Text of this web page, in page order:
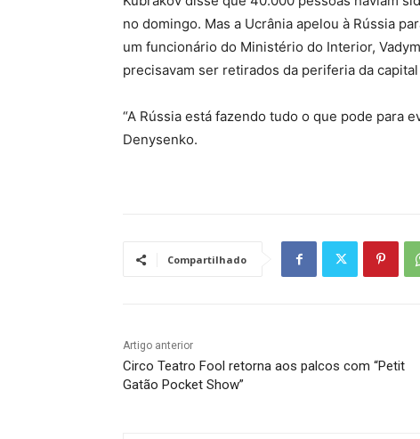
no domingo. Mas a Ucrânia apelou à Rússia
um funcionário do Ministério do Interior,
precisavam ser retirados da periferia da
“A Rússia está fazendo tudo o que pode para
Denysenko.
Compartilhado
Artigo anterior
Circo Teatro Fool retorna aos palcos com “Petit
Gatão Pocket Show”